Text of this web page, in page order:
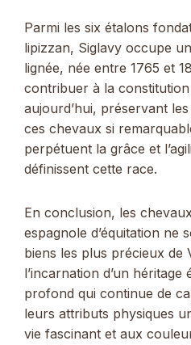
Parmi les six étalons
lipizzan, Siglavy occupe
lignée, née entre 1765 et
contribuer à la
aujourd’hui, préservant
ces chevaux si
perpétuent la grâce et
définissent cette race.
En conclusion, les
espagnole d’équitation ne
biens les plus précieux de
l’incarnation d’un
profond qui continue de
leurs attributs physiques
vie fascinant et aux